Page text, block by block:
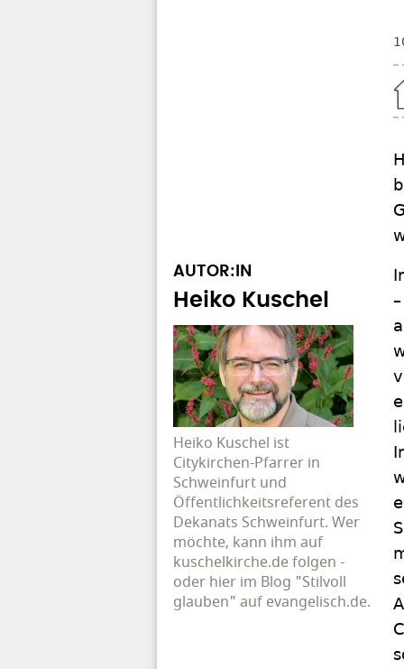
AUTOR:IN
Heiko Kuschel
Heiko Kuschel ist
Citykirchen-Pfarrer in
Schweinfurt und
Öffentlichkeitsreferent des
Dekanats Schweinfurt. Wer
möchte, kann ihm auf
kuschelkirche.de folgen -
oder hier im Blog "Stilvoll
glauben" auf evangelisch.de.